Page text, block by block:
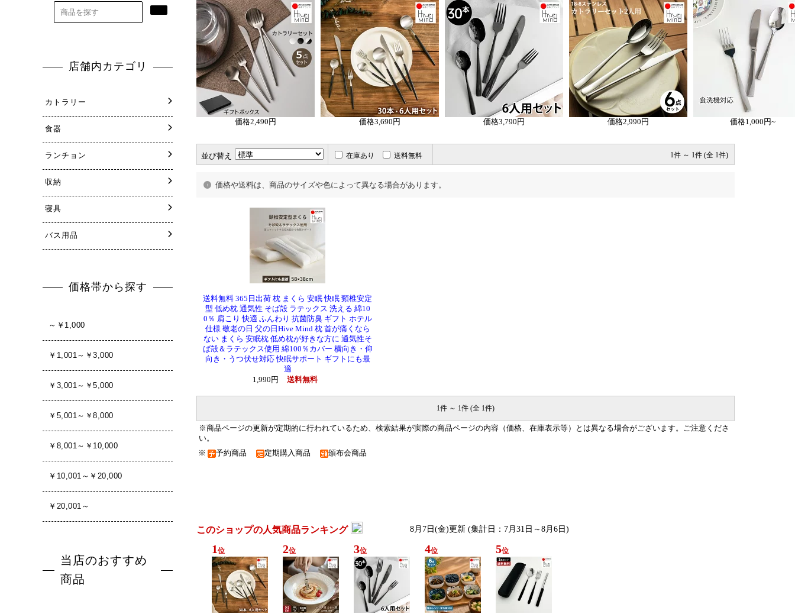
価格2,490円 価格3,690円 価格3,790円 価格2,990円 価格1,000円~
並び替え 在庫あり 送料無料 1件 ～ 1件 (全 1件)
価格や送料は、商品のサイズや色によって異なる場合があります。
送料無料 365日出荷 枕 まくら 安眠 快眠 頸椎安定
型 低め枕 通気性 そば殻 ラテックス 洗える 綿10
0％ 肩こり 快適 ふんわり 抗菌防臭 ギフト ホテル
仕様 敬老の日 父の日Hive Mind 枕 首が痛くなら
ない まくら 安眠枕 低め枕が好きな方に 通気性そ
ば殻＆ラテックス使用 綿100％カバー 横向き・仰
向き・うつ伏せ対応 快眠サポート ギフトにも最
適
1,990円
送料無料
1件 ～ 1件 (全 1件)
※商品ページの更新が定期的に行われているため、検索結果が実際の商品ページの内容（価格、在庫表示等）とは異なる場合がございます。ご注意くださ
い。
※ 予約商品 定期購入商品 頒布会商品
このショップの人気商品ランキング 8月7日(金)更新 (集計日：7月31日～8月6日)
1 位 2位 3位 4位 5位